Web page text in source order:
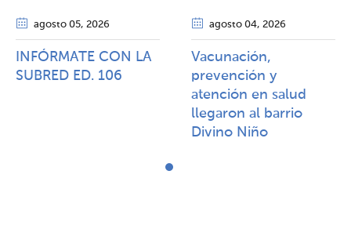
agosto 05, 2026
INFÓRMATE CON LA
SUBRED ED. 106
agosto 04, 2026
Vacunación,
prevención y
atención en salud
llegaron al barrio
Divino Niño